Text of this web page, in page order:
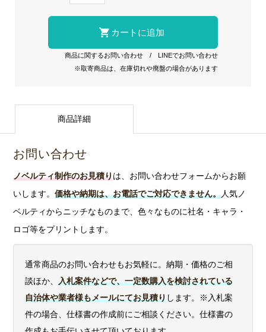
商品に関するお問い合わせ /LINEでお問い合わせ
※取寄商品は、在庫切れや廃盤の場合があります
商品詳細
お問い合わせ
ノベルティ制作のお見積り は、お問い合わせフォームからお願
いします。価格や納期は、お電話でご対応できません。人気ノ
ベルティからニッチなものまで、色々なものに社名・キャラ・
ロゴ等をプリントします。
通常商品のお問い合わせもお気軽に。納期・価格のご相
談ほか、入札案件などで、一定数購入を検討されている
自治体や業者様もメールにてお見積りします。※入札案
件の場合、仕様書の作成前にご相談ください。仕様書の